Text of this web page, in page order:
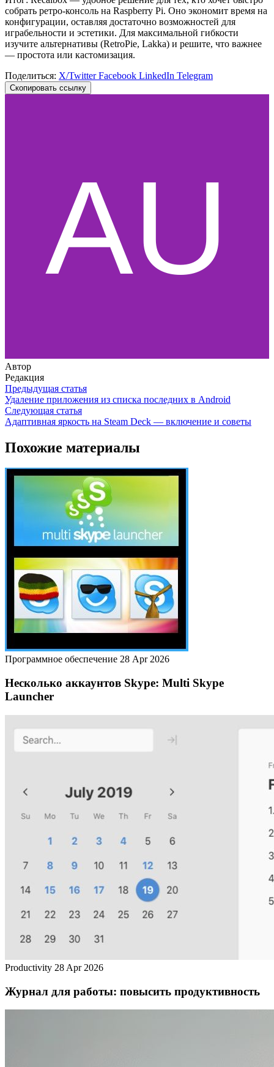
собрать ретро‑консоль на Raspberry Pi. Оно экономит время на
конфигурации, оставляя достаточно возможностей для
играбельности и эстетики. Для максимальной гибкости
изучите альтернативы (RetroPie, Lakka) и решите, что важнее
— простота или кастомизация.
Поделиться: X/TwitterFacebook LinkedIn Telegram
Скопировать ссылку
Автор
Редакция
Предыдущая статья
Удаление приложения из списка последних в Android
Следующая статья
Адаптивная яркость на Steam Deck — включение и советы
Похожие материалы
Программное обеспечение 28 Apr 2026
Несколько аккаунтов Skype: Multi Skype
Launcher
Productivity 28 Apr 2026
Журнал для работы: повысить продуктивность